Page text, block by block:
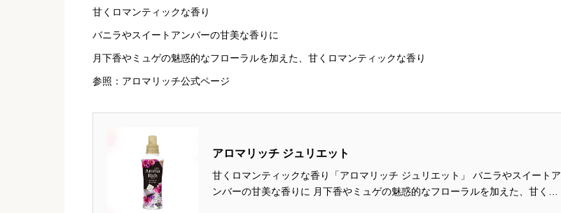
甘くロマンティックな香り
バニラやスイートアンバーの甘美な香りに
月下香やミュゲの魅惑的なフローラルを加えた、甘くロマンティックな香り
参照：アロマリッチ公式ページ
アロマリッチ ジュリエット
甘くロマンティックな香り「アロマリッチ ジュリエット」 バニラやスイートア
ンバーの甘美な香りに 月下香やミュゲの魅惑的なフローラルを加えた、甘くロ